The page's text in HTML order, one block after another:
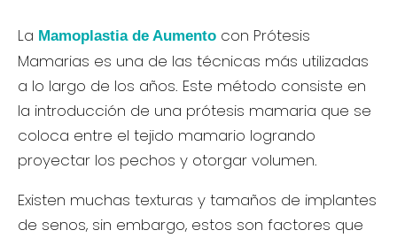
La Mamoplastia de Aumento con Prótesis
Mamarias es una de las técnicas más utilizadas
a lo largo de los años. Este método consiste en
la introducción de una prótesis mamaria que se
coloca entre el tejido mamario logrando
proyectar los pechos y otorgar volumen.
Existen muchas texturas y tamaños de implantes
de senos, sin embargo, estos son factores que